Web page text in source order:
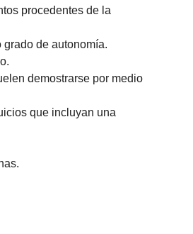
procedentes de la
de autonomía.
demostrarse por medio
que incluyan una